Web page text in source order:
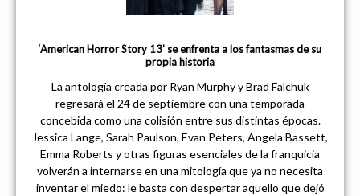
‘American Horror Story 13’ se enfrenta a los fantasmas de su
propia historia
La antología creada por Ryan Murphy y Brad Falchuk
regresará el 24 de septiembre con una temporada
concebida como una colisión entre sus distintas épocas.
Jessica Lange, Sarah Paulson, Evan Peters, Angela Bassett,
Emma Roberts y otras figuras esenciales de la franquicia
volverán a internarse en una mitología que ya no necesita
inventar el miedo: le basta con despertar aquello que dejó